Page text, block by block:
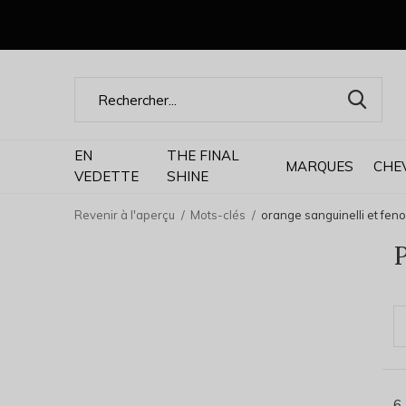
EN
VEDETTE
THE FINAL
SHINE
MARQUES
Revenir à l'aperçu Mots-clés orange sanguinelli et